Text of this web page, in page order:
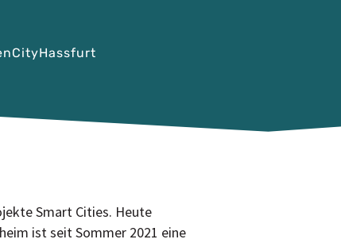
Smart Cities. Heute
ist seit Sommer 2021 eine